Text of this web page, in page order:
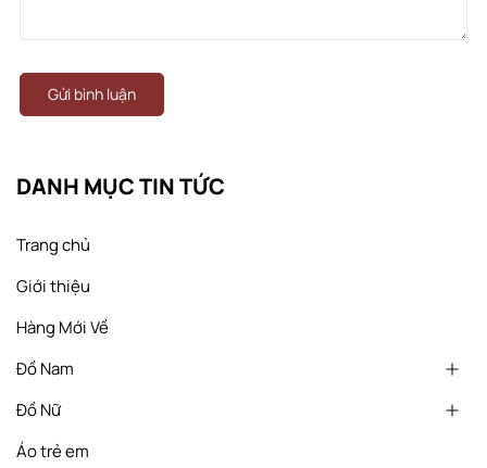
DANH MỤC TIN TỨC
Trang chủ
Giới thiệu
Hàng Mới Về
Đồ Nam
Đồ Nữ
Áo trẻ em
Gửi bình luận